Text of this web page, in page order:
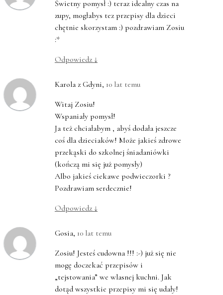
Świetny pomysł :) teraz idealny czas na
zupy, mogłabys tez przepisy dla dzieci
chętnie skorzystam :) pozdrawiam Zosiu
:*
Odpowiedz ↓
Karola z Gdyni, 10 lat temu
Witaj Zosiu!
Wspaniały pomysł!
Ja też chciałabym , abyś dodała jeszcze
coś dla dzieciaków! Może jakieś zdrowe
przekąski do szkolnej śniadaniówki
(kończą mi się już pomysły)
Albo jakieś ciekawe podwieczorki ?
Pozdrawiam serdecznie!
Odpowiedz ↓
Gosia, 10 lat temu
Zosiu! Jesteś cudowna !!! :-) już się nie
mogę doczekać przepisów i
„tejstowania” we wlasnej kuchni. Jak
dotąd wszystkie przepisy mi się udały!